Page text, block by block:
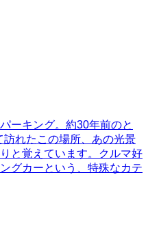
ーキング。約30年前のと
れたこの場所、あの光景
と覚えています。クルマ好
グカーという、特殊なカテ